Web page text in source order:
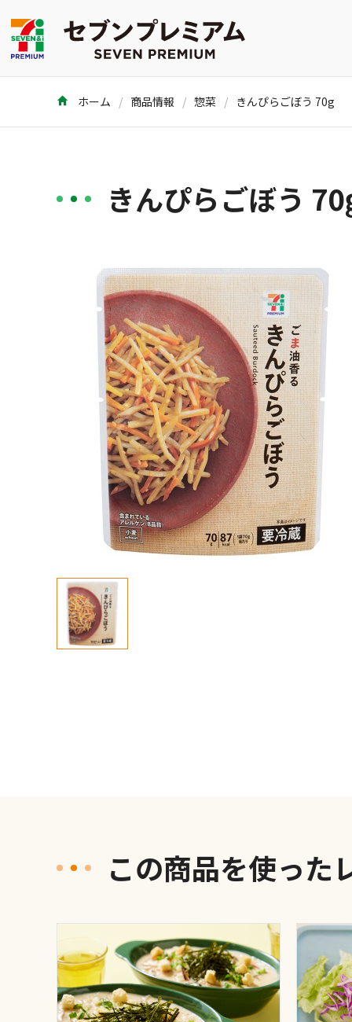
ホーム 商品情報 惣菜 きんぴらごぼう 70g
きんぴらごぼう
この商品を使った